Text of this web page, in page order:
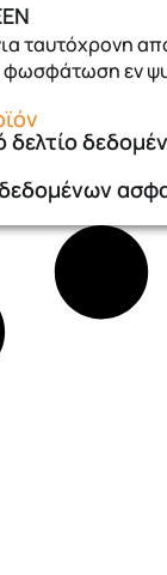
ταυτόχρονη
εν
δελτίο